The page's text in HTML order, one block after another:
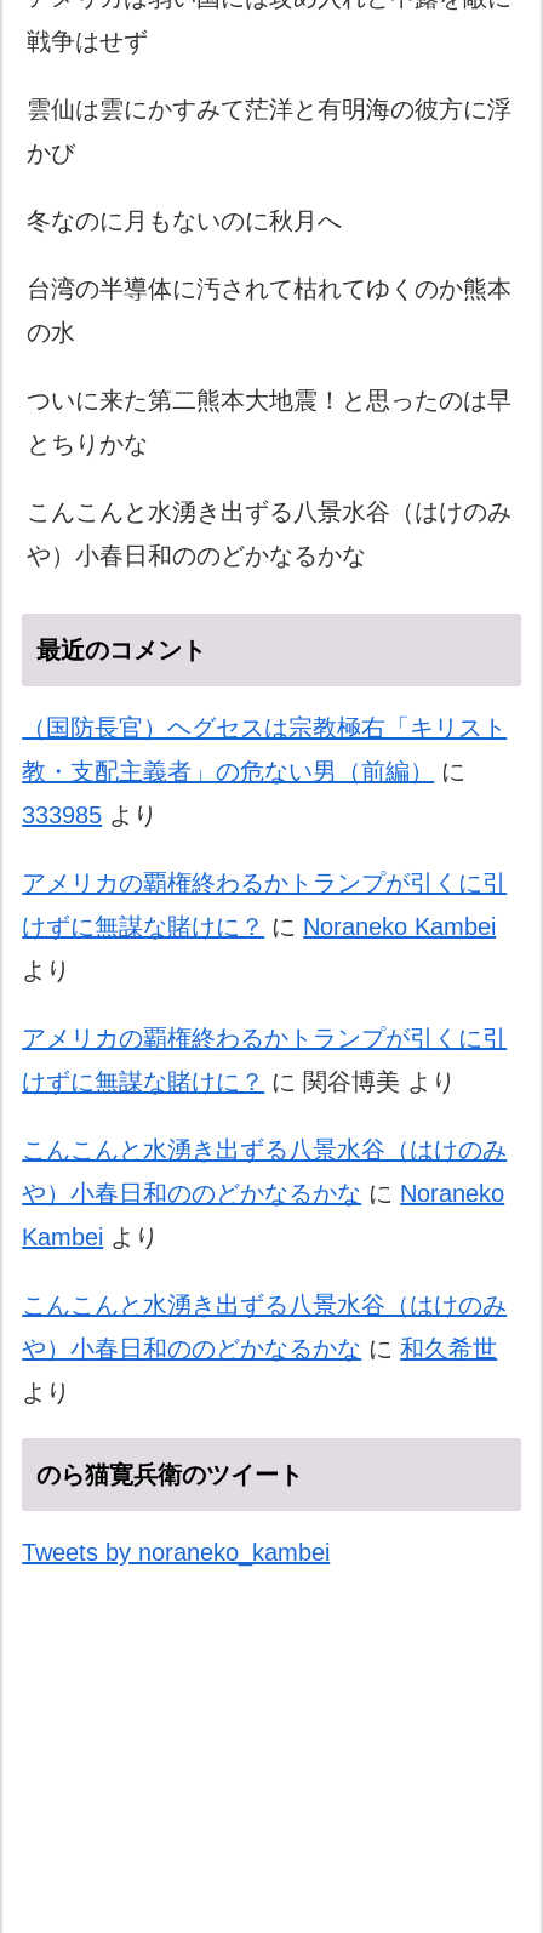
戦争はせず
雲仙は雲にかすみて茫洋と有明海の彼方に浮
かび
冬なのに月もないのに秋月へ
台湾の半導体に汚されて枯れてゆくのか熊本
の水
ついに来た第二熊本大地震！と思ったのは早
とちりかな
こんこんと水湧き出ずる八景水谷（はけのみ
や）小春日和ののどかなるかな
最近のコメント
（国防長官）ヘグセスは宗教極右「キリスト
教・支配主義者」の危ない男（前編）
に
333985 より
アメリカの覇権終わるかトランプが引くに引
けずに無謀な賭けに？ に Noraneko Kambei
より
アメリカの覇権終わるかトランプが引くに引
けずに無謀な賭けに？ に 関谷博美 より
こんこんと水湧き出ずる八景水谷（はけのみ
や）小春日和ののどかなるかな に Noraneko
Kambei より
こんこんと水湧き出ずる八景水谷（はけのみ
や）小春日和ののどかなるかな に和久希世
より
のら猫寛兵衛のツイート
Tweets by noraneko_kambei